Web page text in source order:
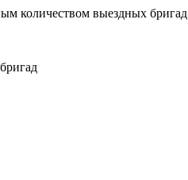
количеством выездных бригад